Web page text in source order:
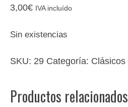
3,00€ IVA incluído
Sin existencias
SKU: 29 Categoría: Clásicos
Productos relacionados